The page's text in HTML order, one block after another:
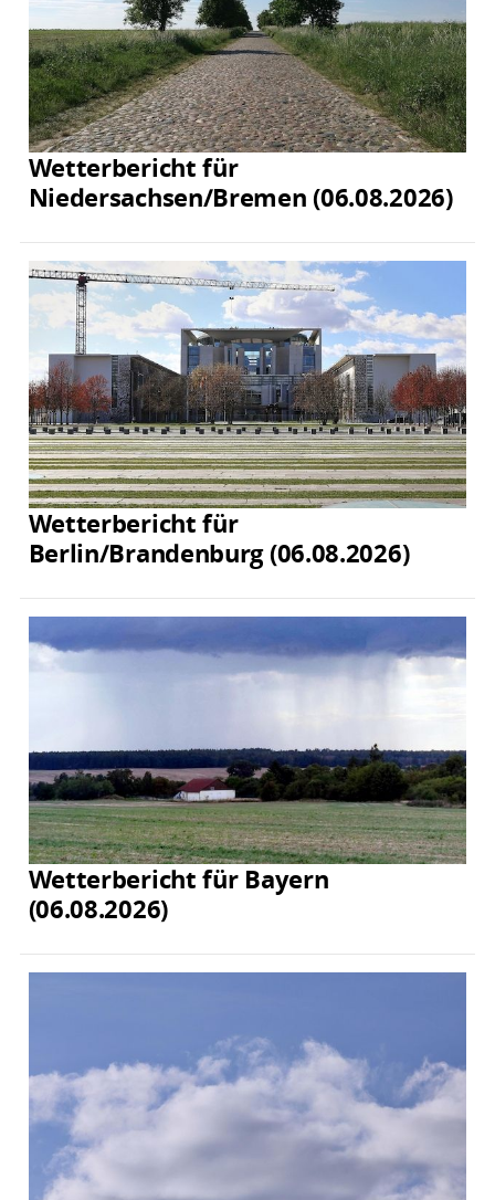
Wetterbericht für
Niedersachsen/Bremen (06.08.2026)
Wetterbericht für
Berlin/Brandenburg (06.08.2026)
Wetterbericht für Bayern
(06.08.2026)